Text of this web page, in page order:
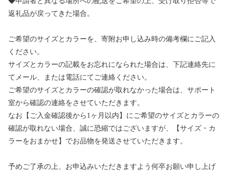
返礼品が戻ってきた場合。
ご希望のサイズとカラーを、寄附お申し込み時の備考欄にご記入
ください。
サイズとカラーの記載をお忘れになられた場合は、下記連絡先に
てメール、または電話にてご連絡ください。
ご希望のサイズとカラーの確認が取れなかった場合は、サポート
室から確認の連絡をさせていただきます。
なお【ご入金確認後から1ヶ月以内】にご希望のサイズとカラーの
確認が取れない場合、誠に恐縮ではございますが、【サイズ・カ
ラーをおまかせ】でお品物を発送させていただきます。
予めご了承の上、お申込みいただきますよう何卒お願い申し上げ